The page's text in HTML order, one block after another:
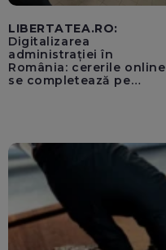
LIBERTATEA.RO:
Digitalizarea
administrației în
România: cererile online
se completează pe